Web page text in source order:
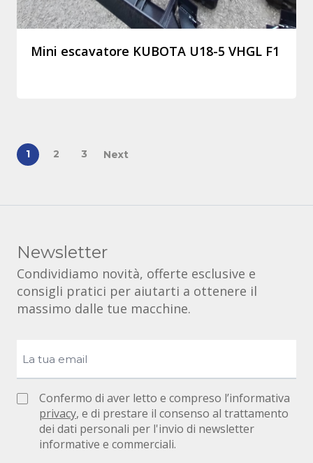
Mini escavatore KUBOTA U18-5 VHGL F1
1 2 3 Next
Newsletter
Condividiamo novità, offerte esclusive e
consigli pratici per aiutarti a ottenere il
massimo dalle tue macchine.
Confermo di aver letto e compreso l’informativa
privacy, e di prestare il consenso al trattamento
dei dati personali per l'invio di newsletter
informative e commerciali.